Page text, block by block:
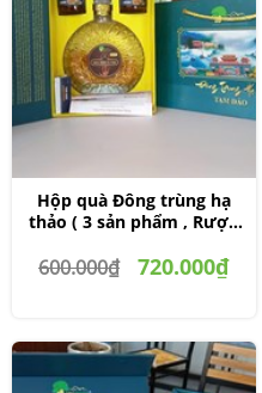
Hộp quà Đông trùng hạ
thảo ( 3 sản phẩm , Rượu
600.000₫ 720.000₫